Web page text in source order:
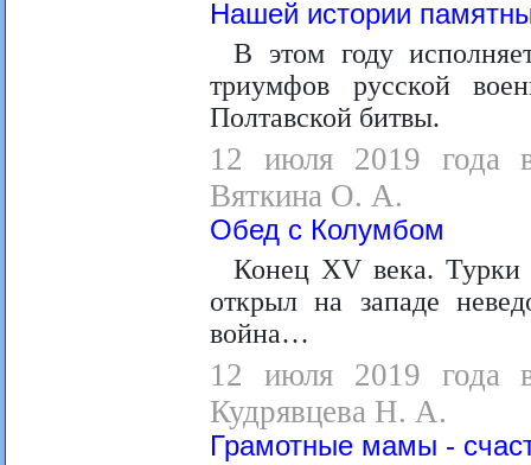
Нашей истории
В этом году
триумфов русской
Полтавской битвы.
12 июля 2019 года
Вяткина О. А.
Обед с Колумбом
Конец XV века. Турки
открыл на западе
война…
12 июля 2019 года
Кудрявцева Н. А.
Грамотные мамы -